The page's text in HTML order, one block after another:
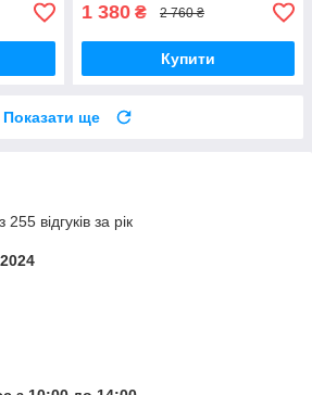
1 380 ₴ 2 760 ₴
Купити
Показати ще
відгуків за рік